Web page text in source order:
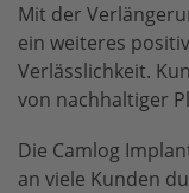
Mit der
ein weiteres
Verlässlichkeit.
von nachhaltiger
Die Camlog
an viele Kunden